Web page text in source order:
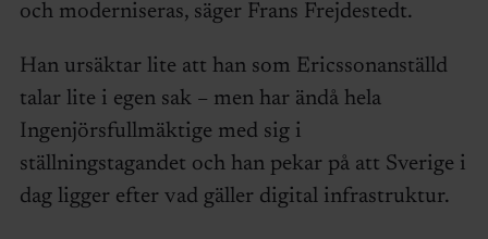
och moderniseras, säger Frans Frejdestedt.
Han ursäktar lite att han som Ericssonanställd
talar lite i egen sak – men har ändå hela
Ingenjörsfullmäktige med sig i
ställningstagandet och han pekar på att Sverige i
dag ligger efter vad gäller digital infrastruktur.